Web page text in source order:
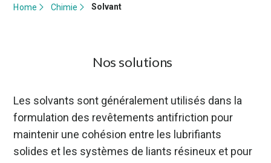
Home Chimie Solvant
Nos solutions
Les solvants sont généralement utilisés dans la
formulation des revêtements antifriction pour
maintenir une cohésion entre les lubrifiants
solides et les systèmes de liants résineux et pour